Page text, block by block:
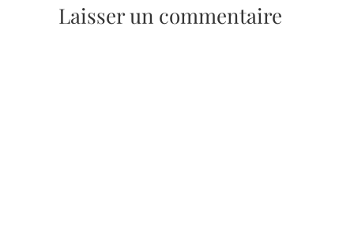
Laisser un commentaire